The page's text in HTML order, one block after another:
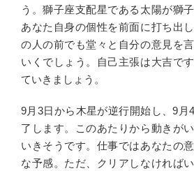
う。獅子座支配星である太陽が獅
あなた自身の個性を前面に打ち出
の人の前でも堂々と自分の意見を
いくでしょう。自己主張は大吉で
ていきましょう。
9月3日から木星が逆行開始し、9月
了します。このあたりから動きが
いきそうです。仕事ではあなたの
な予感。ただ、クリアしなければ